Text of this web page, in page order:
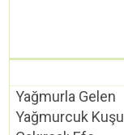
Yağmurla Gelen
Yağmurcuk Kuşu